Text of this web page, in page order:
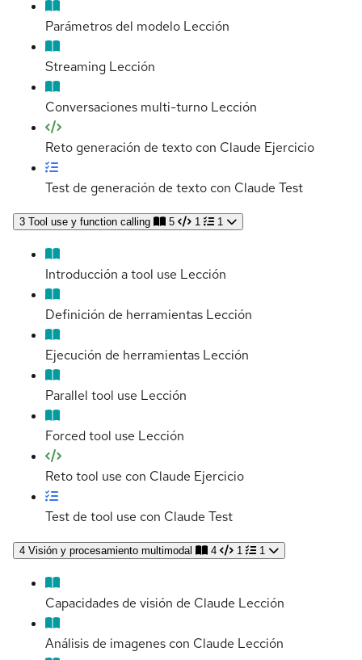
Parámetros del modelo Lección
Streaming Lección
Conversaciones multi-turno Lección
Reto generación de texto con Claude Ejercicio
Test de generación de texto con Claude Test
3 Tool use y function calling 5 1 1
Introducción a tool use Lección
Definición de herramientas Lección
Ejecución de herramientas Lección
Parallel tool use Lección
Forced tool use Lección
Reto tool use con Claude Ejercicio
Test de tool use con Claude Test
4 Visión y procesamiento multimodal 4 1 1
Capacidades de visión de Claude Lección
Análisis de imagenes con Claude Lección